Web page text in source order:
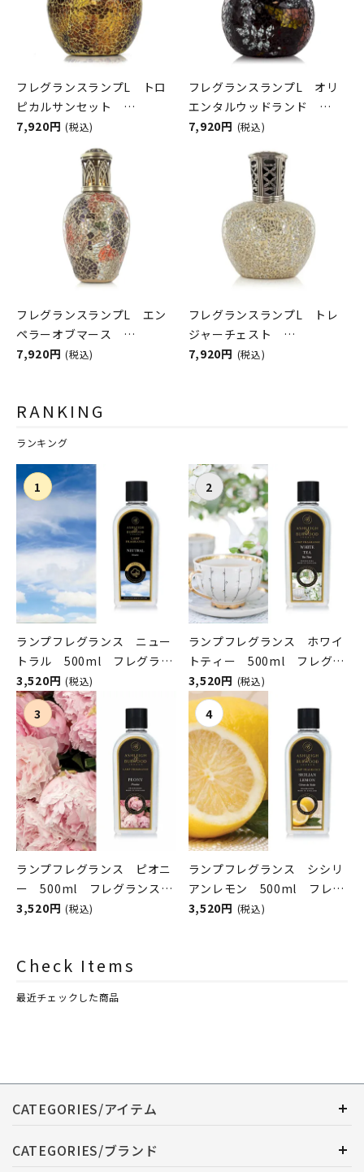
フレグランスランプL トロ
ピカルサンセット
ASHLEIGH&BURWOOD（ア
シュレイアンドバーウッド）
7,920円 (税込)
フレグランスランプL オリ
エンタルウッドランド
ASHLEIGH&BURWOOD（ア
7,920円 (税込)
フレグランスランプL エン
ペラーオブマース
ASHLEIGH&BURWOOD（ア
7,920円 (税込)
フレグランスランプL トレ
ジャーチェスト
ASHLEIGH&BURWOOD（ア
7,920円 (税込)
RANKING
ランキング
ランプフレグランス ニュー
トラル 500ml フレグラン
スランプ用オイル
ASHLEIGH&BURWOOD（ア
シュレイアンドバーウッド）
3,520円 (税込)
ランプフレグランス ホワイ
トティー 500ml フレグラ
ンスランプ用オイル
ASHLEIGH&BURWOOD（ア
シュレイアンドバーウッド）
3,520円 (税込)
ランプフレグランス ピオニ
ー 500ml フレグランスラ
ンプ用オイル
3,520円 (税込)
ランプフレグランス シシリ
アンレモン 500ml フレグ
ランスランプ用オイル
3,520円 (税込)
Check Items
最近チェックした商品
CATEGORIES/アイテム
CATEGORIES/ブランド